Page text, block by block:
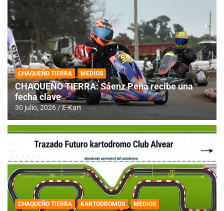
CHAQUEÑO TIERRA MEDIOS
CHAQUEÑO TIERRA: Sáenz Peña recibe una
fecha clave
30 julio, 2026 E-Kart
CHAQUEÑO TIERRA KARTODROMOS MEDIOS